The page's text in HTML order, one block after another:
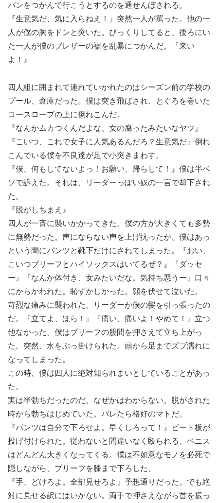
バンをつかんで行こうとするのを通せんぼされる。
『生意気だ、気に入らねえ！』突然一人が罵った。他の一
人が僕の胸をドンと突いた。びっくりしてると、後ろにい
た一人が僕のブレザーの裾を乱暴につかんだ。『来い
よ！』
四人組に囲まれて連れていかれたのはシーズン前の学校の
プール、倉庫だった。僕は突き飛ばされ、とぐろを巻いた
コースロープの上に倒れこんだ。
『なんかムカつくんだよな、女の腐ったみたいなヤツ』
『こいつ、これで女子に人気あるんだろ？生意気だ』倒れ
こんでいる僕を不良達が足で小突きまわす。
『僕、何もしてないよっ！お願い、帰らして！』僕は半ベ
ソで訴えた。それは、リーダーっぽい奴の一言で却下され
た。
『脱がしちまえ』
四人が一斉に襲いかかってきた。僕の方が大きくても多勢
に無勢だった。声にならない声を上げ抗ったが、僕はあっ
という間にパンツと靴下だけにされてしまった。『おい、
こいつブリーフとハイソックスはいてるぜ？』『ダッセ
ー』『なんか体付き、女みたいだな。気持ち悪うー』口々
にからかわれた。恥ずかしかった。顔を伏せて泣いた。
苛烈な痛みに襲われた。リーダーが僕の髪を引っ張ったの
だ。『立てよ、ほら！』『痛い、痛いよ！やめて！』立つ
他なかった。僕はブリーフの股間を押さえて立ち上がっ
た。突然、水をぶっ掛けられた。頭から足までズブ濡れに
なってしまった。
この時、僕は四人に絶対知られまいとしていることがあっ
た。
実は半勃ちだったのだ。なぜかはわからない。脱がされた
時から勃ちはじめていた。バレたら格好のマトだ。
『パンツは自分で下ろせよ。早くしろって！』ビート板が
投げ付けられた。従わないと間違いなく殴られる。ペニス
はどんどん大きくなってくる。僕は不如意なモノを必死で
隠しながら、ブリーフを膝まで下ろした。
『手、どけろよ。全部見せろよ』予想通りだった。でも絶
対に見せる訳にはいかない。両手で押さえながら首を振っ